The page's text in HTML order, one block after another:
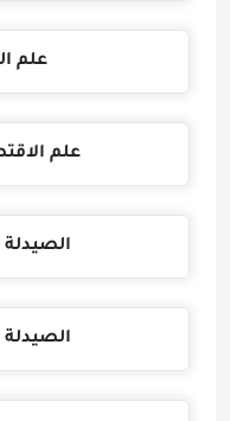
علم
علم
الصيدلة
الصيدلة